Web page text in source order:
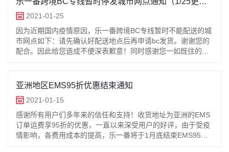
新）2021-01-25
因为近期国内疫情原因，乐一番跨境BC专线暂时不能配送的城
市网点如下：请先确认好配送地点后再申请bc发货。谢谢您的
配合。因此给您造成不便深表歉意！同时感谢您一如既往的支
亚洲地区EMS95折优惠结束通知
2021-01-15
感谢所有用户们多年来的信任和支持！收货地址为亚洲的EMS
订单运费享95折的优惠，一直以来深受用户的好评，由于受疫
情影响，各费用成本的提高，乐一番将于1月底结束EMS95折